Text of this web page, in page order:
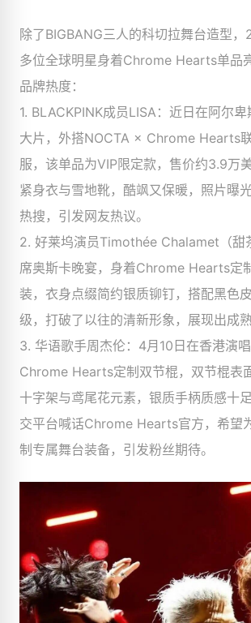
除了BIGBANG三人的科切拉舞台造型
多位全球明星身着Chrome Hearts单品
品牌热度：
1. BLACKPINK成员LISA：近日在阿尔
大片，外搭NOCTA × Chrome Hearts
服，该单品为VIP限定款，售价约3.9万
紧身衣与雪地靴，酷飒又保暖，照片曝
热搜，引发网友热议。
2. 好莱坞演员Timothée Chalamet（甜
席奥斯卡晚宴，身着Chrome Hearts定
装，衣身点缀简约银质铆钉，搭配黑色
级，打破了以往的清新形象，展现出成熟
3. 华语歌手周杰伦：4月10日在香港演
Chrome Hearts定制双节棍，双节棍表
十字架与鸢尾花元素，银质手柄质感十
交平台喊话Chrome Hearts官方，希望
制专属舞台装备，引发粉丝期待。